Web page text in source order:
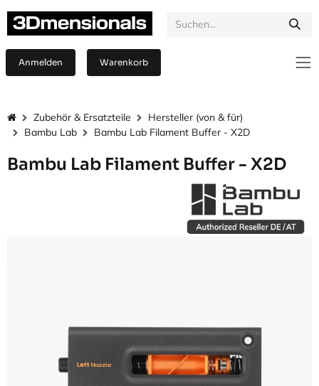
Anmelden Warenkorb
Zubehör & Ersatzteile
Hersteller (von & für)
Bambu Lab
Bambu Lab Filament Buffer - X2D
Bambu Lab Filament Buffer - X2D